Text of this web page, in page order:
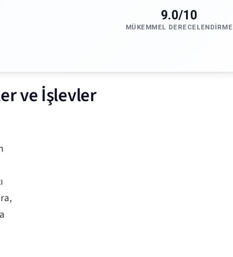
9.0/10
MÜKEMMEL DERECELENDIRME
ve İşlevler